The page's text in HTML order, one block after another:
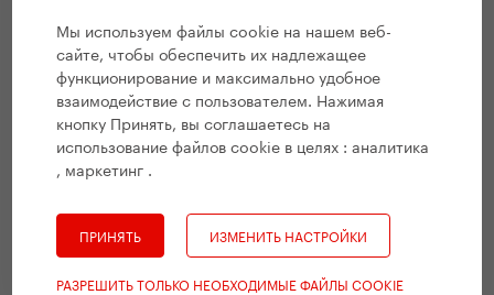
Мы используем файлы cookie на нашем веб-
сайте, чтобы обеспечить их надлежащее
функционирование и максимально удобное
взаимодействие с пользователем. Нажимая
кнопку Принять, вы соглашаетесь на
использование файлов cookie в целях :аналитика
, маркетинг .
ПРИНЯТЬ ИЗМЕНИТЬ НАСТРОЙКИ
РАЗРЕШИТЬ ТОЛЬКО НЕОБХОДИМЫЕ ФАЙЛЫ COOKIE